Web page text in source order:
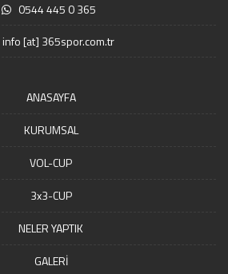
0544 445 0 365
info [at] 365spor.com.tr
ANASAYFA
KURUMSAL
VOL-CUP
3x3-CUP
NELER YAPTIK
GALERİ